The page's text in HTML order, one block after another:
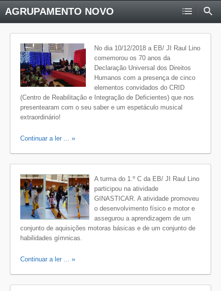
AGRUPAMENTO NOVO
No dia 10/12/2018 a EB/ JI Raul Lino
comemorou os 70 anos da
Declaração Universal dos Direitos
Humanos com a presença de cinco
elementos convidados do CRID
(Centro de Reabilitação e Integração de Deficientes) que nos
presentearam com o seu saber e um espetáculo musical
extraordinário!
Continuar a ler ...
A turma do 1.º C da EB/ JI Raul Lino
participou na atividade
GINASTICAR. A atividade promoveu
o desenvolvimento físico e motor e
assegurou a aprendizagem de um
conjunto de aquisições motoras básicas e de um conjunto de
habilidades gímnicas.
Continuar a ler ...